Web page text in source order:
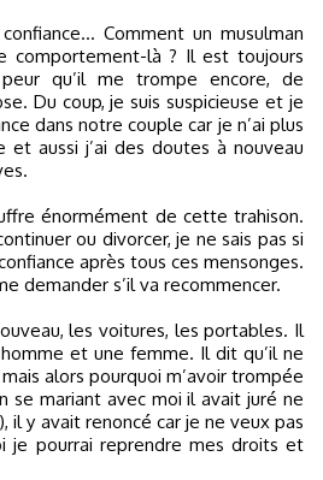
Comment un musulman
comportement-là ? Il est toujours
qu’il me trompe encore, de
Du coup, je suis suspicieuse et je
dans notre couple car je n’ai plus
et aussi j’ai des doutes à nouveau
énormément de cette trahison.
ou divorcer, je ne sais pas si
après tous ces mensonges.
demander s’il va recommencer.
les voitures, les portables. Il
et une femme. Il dit qu’il ne
alors pourquoi m’avoir trompée
se mariant avec moi il avait juré ne
il y avait renoncé car je ne veux pas
je pourrai reprendre mes droits et